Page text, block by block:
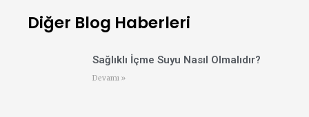
Diğer Blog Haberleri
Sağlıklı İçme Suyu Nasıl Olmalıdır?
Devamı »